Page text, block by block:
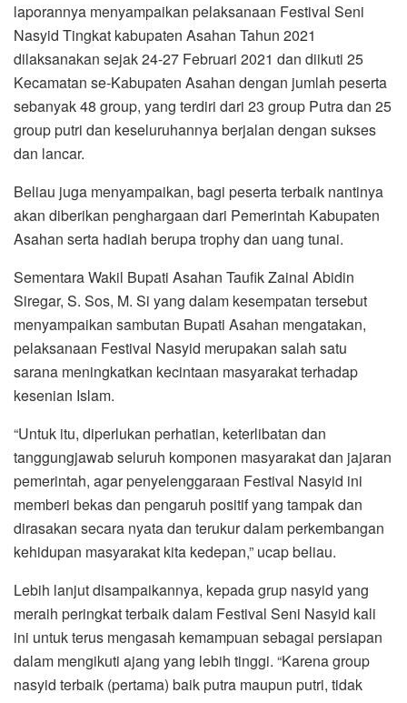
laporannya menyampaikan pelaksanaan Festival Seni
Nasyid Tingkat kabupaten Asahan Tahun 2021
dilaksanakan sejak 24-27 Februari 2021 dan diikuti 25
Kecamatan se-Kabupaten Asahan dengan jumlah peserta
sebanyak 48 group, yang terdiri dari 23 group Putra dan 25
group putri dan keseluruhannya berjalan dengan sukses
dan lancar.
Beliau juga menyampaikan, bagi peserta terbaik nantinya
akan diberikan penghargaan dari Pemerintah Kabupaten
Asahan serta hadiah berupa trophy dan uang tunai.
Sementara Wakil Bupati Asahan Taufik Zainal Abidin
Siregar, S. Sos, M. Si yang dalam kesempatan tersebut
menyampaikan sambutan Bupati Asahan mengatakan,
pelaksanaan Festival Nasyid merupakan salah satu
sarana meningkatkan kecintaan masyarakat terhadap
kesenian Islam.
“Untuk itu, diperlukan perhatian, keterlibatan dan
tanggungjawab seluruh komponen masyarakat dan jajaran
pemerintah, agar penyelenggaraan Festival Nasyid ini
memberi bekas dan pengaruh positif yang tampak dan
dirasakan secara nyata dan terukur dalam perkembangan
kehidupan masyarakat kita kedepan,” ucap beliau.
Lebih lanjut disampaikannya, kepada grup nasyid yang
meraih peringkat terbaik dalam Festival Seni Nasyid kali
ini untuk terus mengasah kemampuan sebagai persiapan
dalam mengikuti ajang yang lebih tinggi. “Karena group
nasyid terbaik (pertama) baik putra maupun putri, tidak